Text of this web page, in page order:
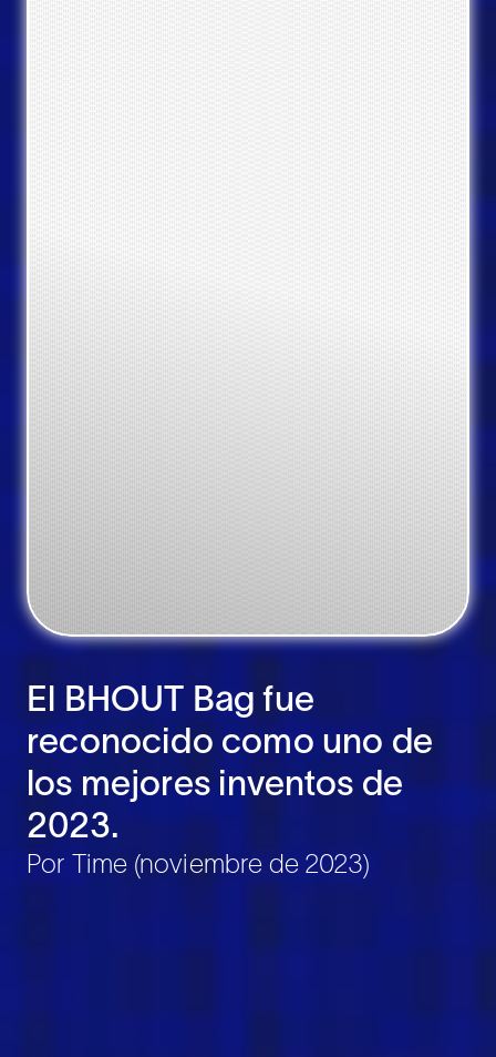
El BHOUT Bag fue
reconocido como uno de
los mejores inventos de
2023.
Por Time (noviembre de 2023)